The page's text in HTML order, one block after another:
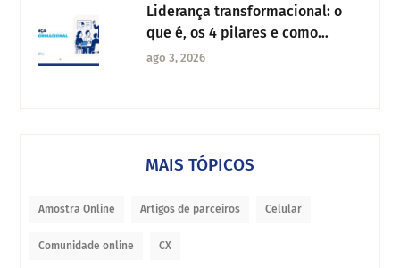
Liderança transformacional: o
que é, os 4 pilares e como
aplicar na sua equipe
ago 3, 2026
MAIS TÓPICOS
Amostra Online Artigos de parceiros Celular
Comunidade online CX